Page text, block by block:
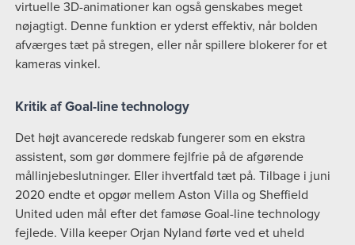
virtuelle 3D-animationer kan også genskabes meget
nøjagtigt. Denne funktion er yderst effektiv, når bolden
afværges tæt på stregen, eller når spillere blokerer for et
kameras vinkel.
Kritik af Goal-line technology
Det højt avancerede redskab fungerer som en ekstra
assistent, som gør dommere fejlfrie på de afgørende
mållinjebeslutninger. Eller ihvertfald tæt på. Tilbage i juni
2020 endte et opgør mellem Aston Villa og Sheffield
United uden mål efter det famøse Goal-line technology
fejlede. Villa keeper Orjan Nyland førte ved et uheld